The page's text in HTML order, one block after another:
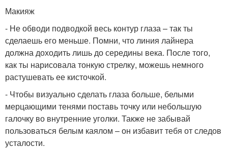
Макияж
- Не обводи подводкой весь контур глаза – так ты
сделаешь его меньше. Помни, что линия лайнера
должна доходить лишь до середины века. После того,
как ты нарисовала тонкую стрелку, можешь немного
растушевать ее кисточкой.
- Чтобы визуально сделать глаза больше, белыми
мерцающими тенями поставь точку или небольшую
галочку во внутренние уголки. Также не забывай
пользоваться белым каялом – он избавит тебя от следов
усталости.